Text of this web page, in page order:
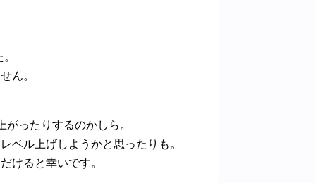
ん。
ったりするのかしら。
ベル上げしようかと思ったりも。
けると幸いです。